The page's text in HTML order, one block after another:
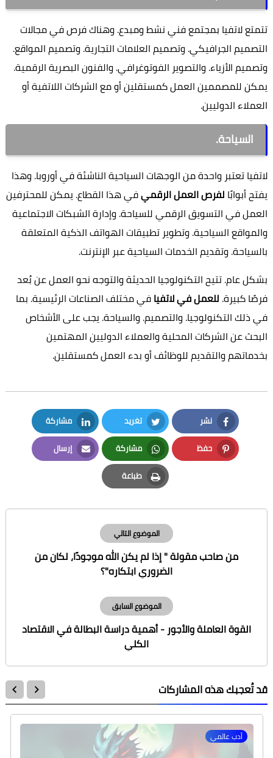
تتمتع لاتفيا بمجتمع فني نشط ومبدع. وهناك فرص في مجالات
التصميم الجرافيكي. وتصميم العلامات التجارية. وتصميم المواقع.
وتصميم الأزياء. والتصوير الفوتوغرافي. والفنون البصرية الرقمية.
يمكن للمصممين العمل كمستقلين أو مع الشركات اللاتفية أو
العملاء الدوليين.
السياحة.
لاتفيا تعتبر واحدة من الوجهات السياحية الناشئة في أوروبا. وهذا
يفتح أبوابًا لفرص العمل الرقميفي هذا القطاع. يمكن للمحترفين
العمل في التسويق الرقمي للسياحة. وإدارة الشبكات الاجتماعية
والمواقع السياحية. وتطوير تطبيقات الهواتف الذكية المتعلقة
بالسياحة. وتقديم الخدمات السياحية عبر الإنترنت.
بشكل عام. تتيح التكنولوجيا الحديثة والتوجه نحو العمل عن بُعد
فرصًا كبيرة. للعمل في لاتفيافي مختلف الصناعات الرئيسية. بما
في ذلك التكنولوجيا. والتصميم. والسياحة. يجب على الأشخاص
البحث عن الشركات المحلية والعملاء الدوليين المهتمين
بخدماتهم والتقديم للوظائف أو بدء العمل كمستقلين.
نشر
Facebook
تغريد
Twitter
مشاركة
LinkedIn
حفظ
Pinterest
مشاركة
Whatsapp
إرسال
Email
طباعة
Print
الموضوع التالي
من صاحب مقولة " إذا لم يكن الله موجودًا، لكان من
الضروري ابتكاره"؟
الموضوع السابق
القوة العاملة والأجور - أهمية دراسة البطالة في الاقتصاد
الكلي
قد تُعجبك هذه المشاركات
أدب عالمي